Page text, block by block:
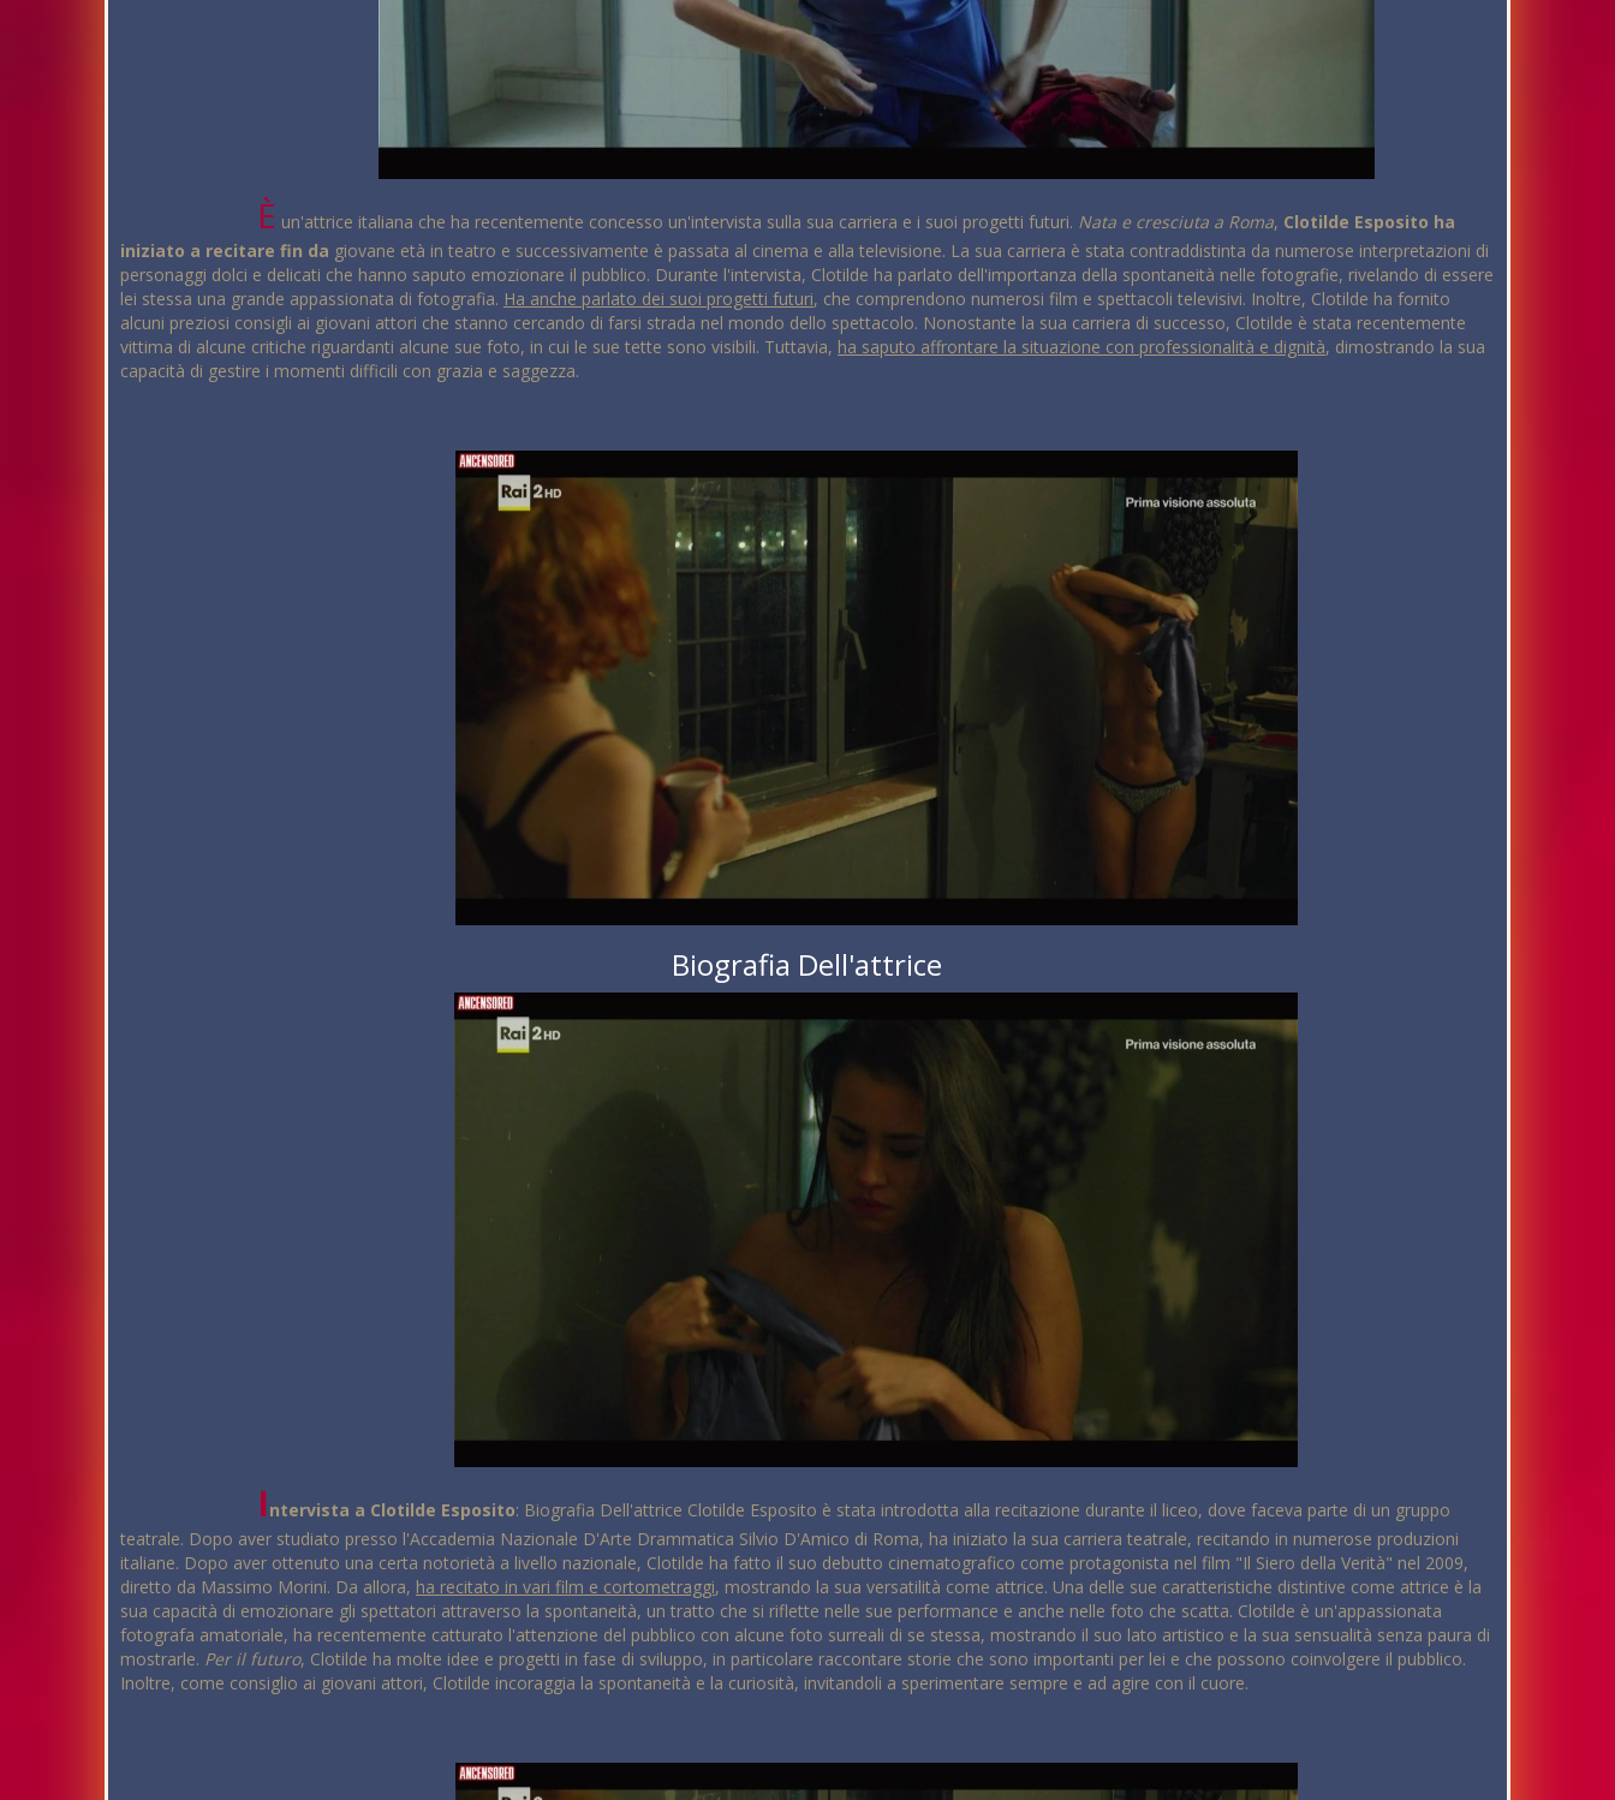
È un'attrice italiana che ha recentemente concesso un'intervista sulla sua carriera e i suoi progetti futuri. Nata e cresciuta a Roma, Clotilde Esposito ha
iniziato a recitare fin da giovane età in teatro e successivamente è passata al cinema e alla televisione. La sua carriera è stata contraddistinta da numerose interpretazioni di
personaggi dolci e delicati che hanno saputo emozionare il pubblico. Durante l'intervista, Clotilde ha parlato dell'importanza della spontaneità nelle fotografie, rivelando di essere
lei stessa una grande appassionata di fotografia. Ha anche parlato dei suoi progetti futuri, che comprendono numerosi film e spettacoli televisivi. Inoltre, Clotilde ha fornito
alcuni preziosi consigli ai giovani attori che stanno cercando di farsi strada nel mondo dello spettacolo. Nonostante la sua carriera di successo, Clotilde è stata recentemente
vittima di alcune critiche riguardanti alcune sue foto, in cui le sue tette sono visibili. Tuttavia, ha saputo affrontare la situazione con professionalità e dignità, dimostrando la sua
capacità di gestire i momenti difficili con grazia e saggezza.
Biografia Dell'attrice
Intervista a Clotilde Esposito: Biografia Dell'attrice Clotilde Esposito è stata introdotta alla recitazione durante il liceo, dove faceva parte di un gruppo
teatrale. Dopo aver studiato presso l'Accademia Nazionale D'Arte Drammatica Silvio D'Amico di Roma, ha iniziato la sua carriera teatrale, recitando in numerose produzioni
italiane. Dopo aver ottenuto una certa notorietà a livello nazionale, Clotilde ha fatto il suo debutto cinematografico come protagonista nel film "Il Siero della Verità" nel 2009,
diretto da Massimo Morini. Da allora, ha recitato in vari film e cortometraggi, mostrando la sua versatilità come attrice. Una delle sue caratteristiche distintive come attrice è la
sua capacità di emozionare gli spettatori attraverso la spontaneità, un tratto che si riflette nelle sue performance e anche nelle foto che scatta. Clotilde è un'appassionata
fotografa amatoriale, ha recentemente catturato l'attenzione del pubblico con alcune foto surreali di se stessa, mostrando il suo lato artistico e la sua sensualità senza paura di
mostrarle. Per il futuro, Clotilde ha molte idee e progetti in fase di sviluppo, in particolare raccontare storie che sono importanti per lei e che possono coinvolgere il pubblico.
Inoltre, come consiglio ai giovani attori, Clotilde incoraggia la spontaneità e la curiosità, invitandoli a sperimentare sempre e ad agire con il cuore.